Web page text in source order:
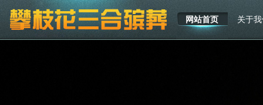
网站首页 关于